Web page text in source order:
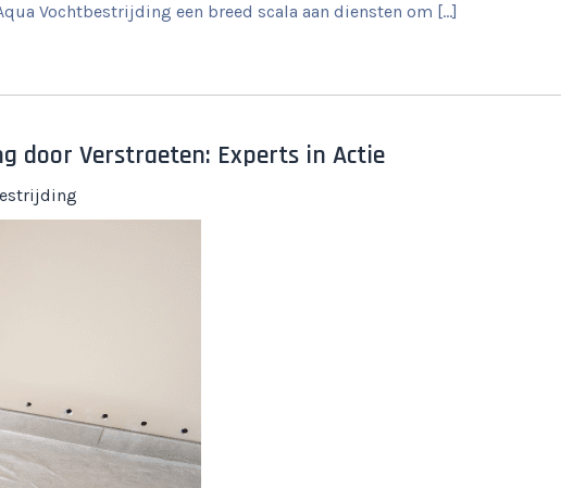
Vochtbestrijding een breed scala aan diensten om […]
door Verstraeten: Experts in Actie